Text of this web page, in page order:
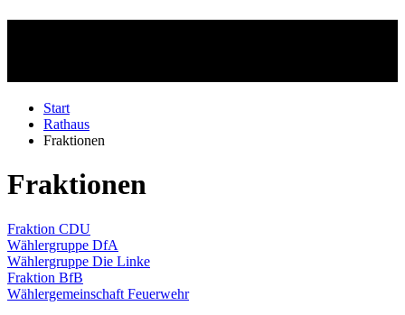
Start
Rathaus
Fraktionen
Fraktionen
Fraktion CDU
Wählergruppe DfA
Wählergruppe Die Linke
Fraktion BfB
Wählergemeinschaft Feuerwehr